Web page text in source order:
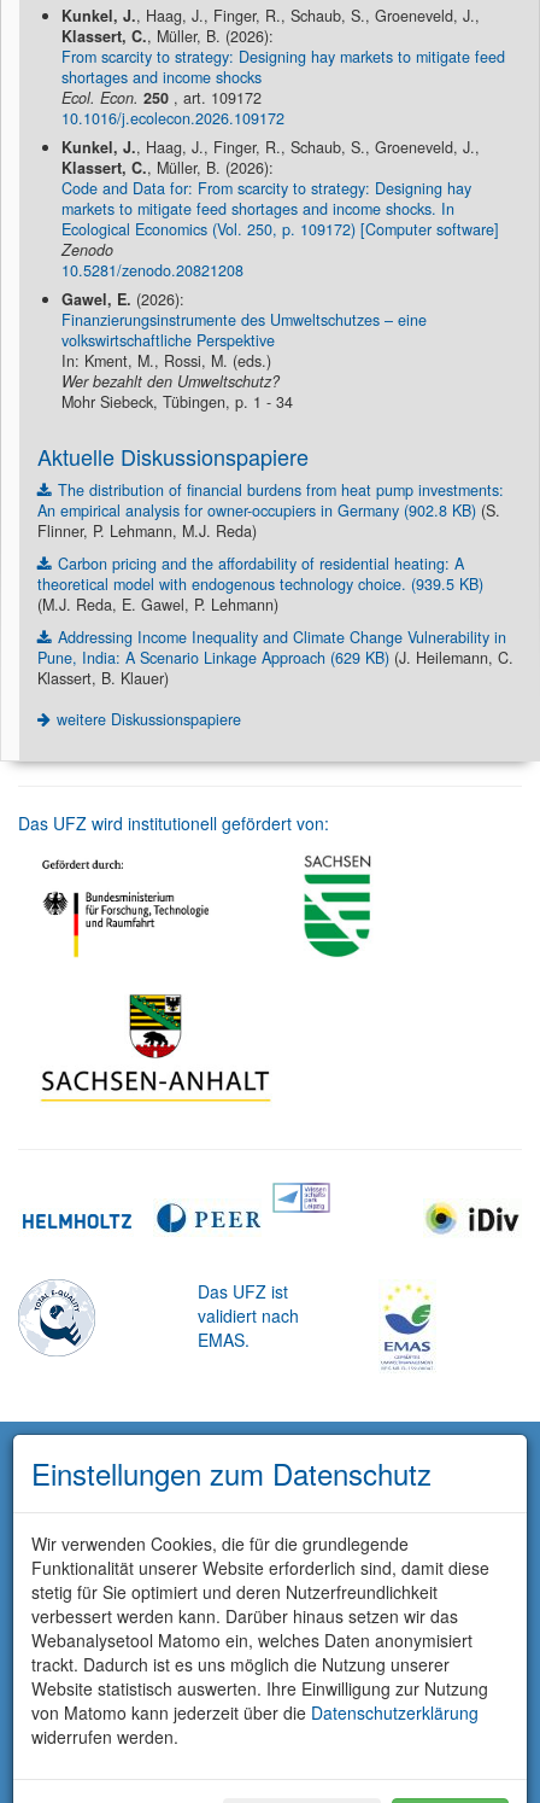
Kunkel, J., Haag, J., Finger, R., Schaub, S., Groeneveld, J.,
Klassert, C., Müller, B. (2026):
From scarcity to strategy: Designing hay markets to mitigate feed
shortages and income shocks
Ecol. Econ. 250 , art. 109172
10.1016/j.ecolecon.2026.109172
Kunkel, J., Haag, J., Finger, R., Schaub, S., Groeneveld, J.,
Klassert, C., Müller, B. (2026):
Code and Data for: From scarcity to strategy: Designing hay
markets to mitigate feed shortages and income shocks. In
Ecological Economics (Vol. 250, p. 109172) [Computer software]
Zenodo
10.5281/zenodo.20821208
Gawel, E. (2026):
Finanzierungsinstrumente des Umweltschutzes – eine
volkswirtschaftliche Perspektive
In: Kment, M., Rossi, M. (eds.)
Wer bezahlt den Umweltschutz?
Mohr Siebeck, Tübingen, p. 1 - 34
Aktuelle Diskussionspapiere
The distribution of financial burdens from heat pump investments:
An empirical analysis for owner-occupiers in Germany (902.8 KB) (S.
Flinner, P. Lehmann, M.J. Reda)
Carbon pricing and the affordability of residential heating: A
theoretical model with endogenous technology choice. (939.5 KB)
(M.J. Reda, E. Gawel, P. Lehmann)
Addressing Income Inequality and Climate Change Vulnerability in
Pune, India: A Scenario Linkage Approach (629 KB) (J. Heilemann, C.
Klassert, B. Klauer)
weitere Diskussionspapiere
Das UFZ wird institutionell gefördert von:
Das UFZ ist
validiert nach
EMAS.
Einstellungen zum Datenschutz
Wir verwenden Cookies, die für die grundlegende
Funktionalität unserer Website erforderlich sind, damit diese
stetig für Sie optimiert und deren Nutzerfreundlichkeit
verbessert werden kann. Darüber hinaus setzen wir das
Webanalysetool Matomo ein, welches Daten anonymisiert
trackt. Dadurch ist es uns möglich die Nutzung unserer
Website statistisch auswerten. Ihre Einwilligung zur Nutzung
von Matomo kann jederzeit über die Datenschutzerklärung
widerrufen werden.